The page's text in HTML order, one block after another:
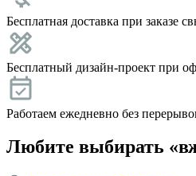
Бесплатная доставка при заказе
Бесплатный дизайн-проект при
Работаем ежедневно без
Любите выбирать